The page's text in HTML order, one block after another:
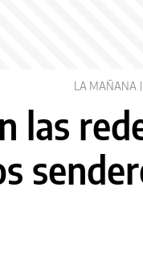
LA MAÑANA
las